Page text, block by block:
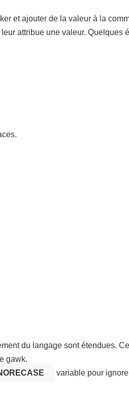
et ajouter de la valeur à la
attribue une valeur. Quelques
du langage sont étendues.
gawk.
variable pour